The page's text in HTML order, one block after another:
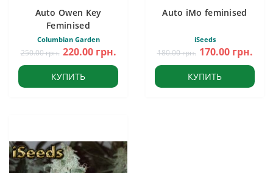
Auto Owen Key
Feminised
Columbian Garden
250.00 грн. 220.00 грн.
КУПИТЬ
Auto iMo feminised
iSeeds
180.00 грн. 170.00 грн.
КУПИТЬ